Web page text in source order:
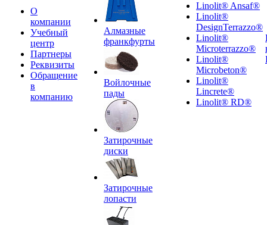
О
компании
Учебный
центр
Партнеры
Реквизиты
Обращение
в
компанию
Алмазные
франкфурты
Войлочные
пады
Затирочные
диски
Затирочные
лопасти
Linolit® Ansaf®
Linolit®
DesignTerrazzo®
Linolit®
Microterrazzo®
Linolit®
Microbeton®
Linolit®
Lincrete®
Linolit® RD®